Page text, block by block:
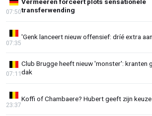
transferwending
07:50
'Genk lanceert nieuw offensief: dríé extra
07:35
Club Brugge heeft nieuw 'monster': kranten
dak
07:11
Koffi of Chambaere? Hubert geeft zijn
23:37